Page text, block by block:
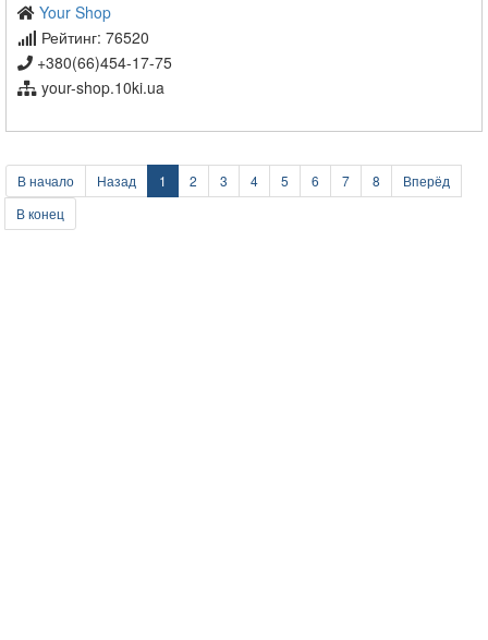
Your Shop
Рейтинг: 76520
+380(66)454-17-75
your-shop.10ki.ua
В начало Назад 1 2 3 4 5 6 7 8
Вперёд
В конец